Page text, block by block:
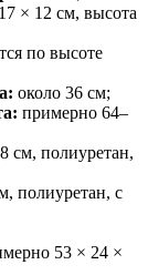
× 12 см, высота
по высоте
около 36 см;
примерно 64–
см, полиуретан,
полиуретан, с
53 × 24 ×